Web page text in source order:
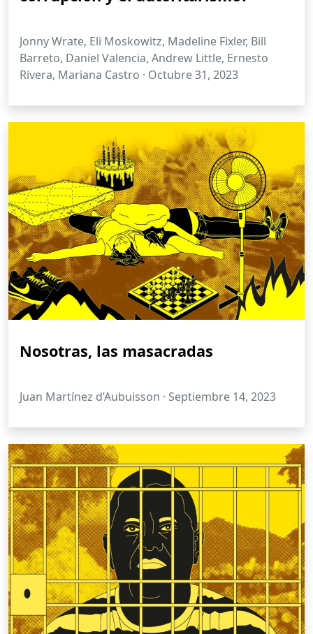
Jonny Wrate, Eli Moskowitz, Madeline Fixler, Bill
Barreto, Daniel Valencia, Andrew Little, Ernesto
Rivera, Mariana Castro · Octubre 31, 2023
Nosotras, las masacradas
Juan Martínez d’Aubuisson · Septiembre 14, 2023